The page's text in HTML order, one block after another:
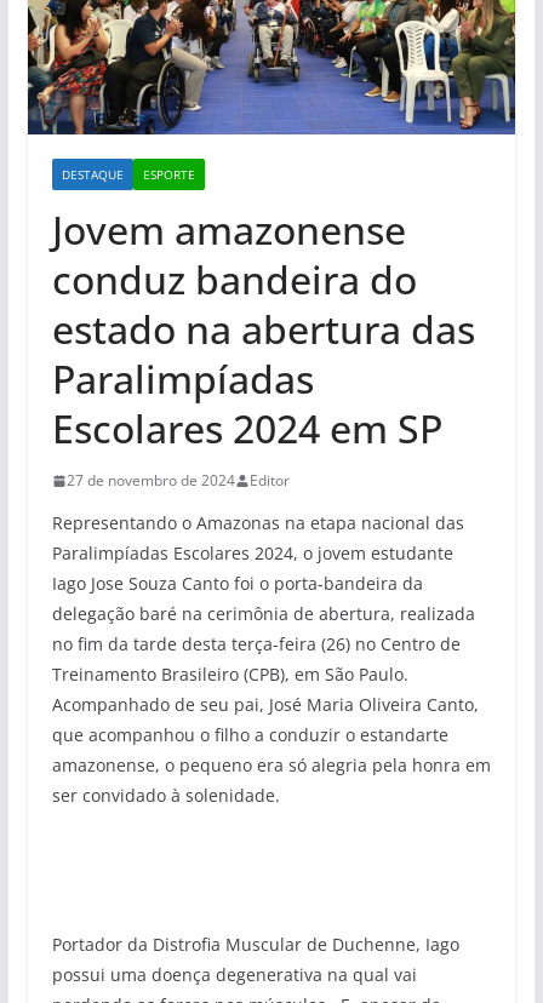
DESTAQUE ESPORTE
Jovem amazonense
conduz bandeira do
estado na abertura das
Paralimpíadas
Escolares 2024 em SP
27 de novembro de 2024 Editor
Representando o Amazonas na etapa nacional das
Paralimpíadas Escolares 2024, o jovem estudante
Iago Jose Souza Canto foi o porta-bandeira da
delegação baré na cerimônia de abertura, realizada
no fim da tarde desta terça-feira (26) no Centro de
Treinamento Brasileiro (CPB), em São Paulo.
Acompanhado de seu pai, José Maria Oliveira Canto,
que acompanhou o filho a conduzir o estandarte
amazonense, o pequeno era só alegria pela honra em
ser convidado à solenidade.
Portador da Distrofia Muscular de Duchenne, Iago
possui uma doença degenerativa na qual vai